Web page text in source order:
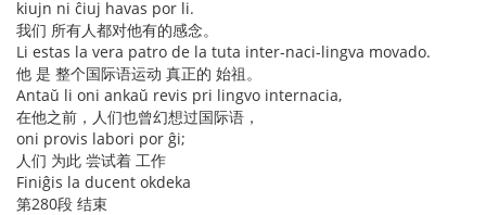
kiujn ni ĉiuj havas por li.
我们 所有人都对他有的感念。
Li estas la vera patro de la tuta inter-naci-lingva movado.
他 是 整个国际语运动 真正的 始祖。
Antaŭ li oni ankaŭ revis pri lingvo internacia,
在他之前，人们也曾幻想过国际语，
oni provis labori por ĝi;
人们 为此 尝试着 工作
Finiĝis la ducent okdeka
第280段 结束